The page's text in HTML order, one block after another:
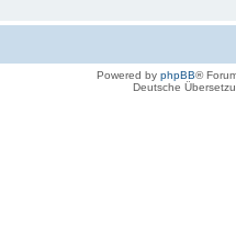
Powered by phpBB®
Deutsche